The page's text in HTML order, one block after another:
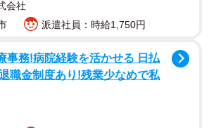
会社
派遣社員：時給1,750円
事務!病院経験を活かせる 日払
職金制度あり!残業少なめで私